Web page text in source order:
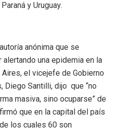
y Uruguay.
anónima que se
una epidemia en la
el vicejefe de Gobierno
Diego Santilli, dijo que “no
masiva, sino ocuparse” de
que en la capital del país
los cuales 60 son